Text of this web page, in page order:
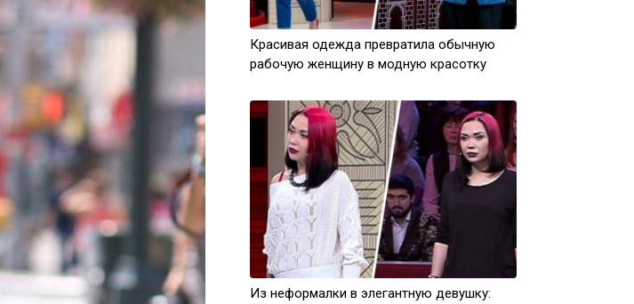
Красивая одежда превратила обычную
рабочую женщину в модную красотку
Из неформалки в элегантную девушку: